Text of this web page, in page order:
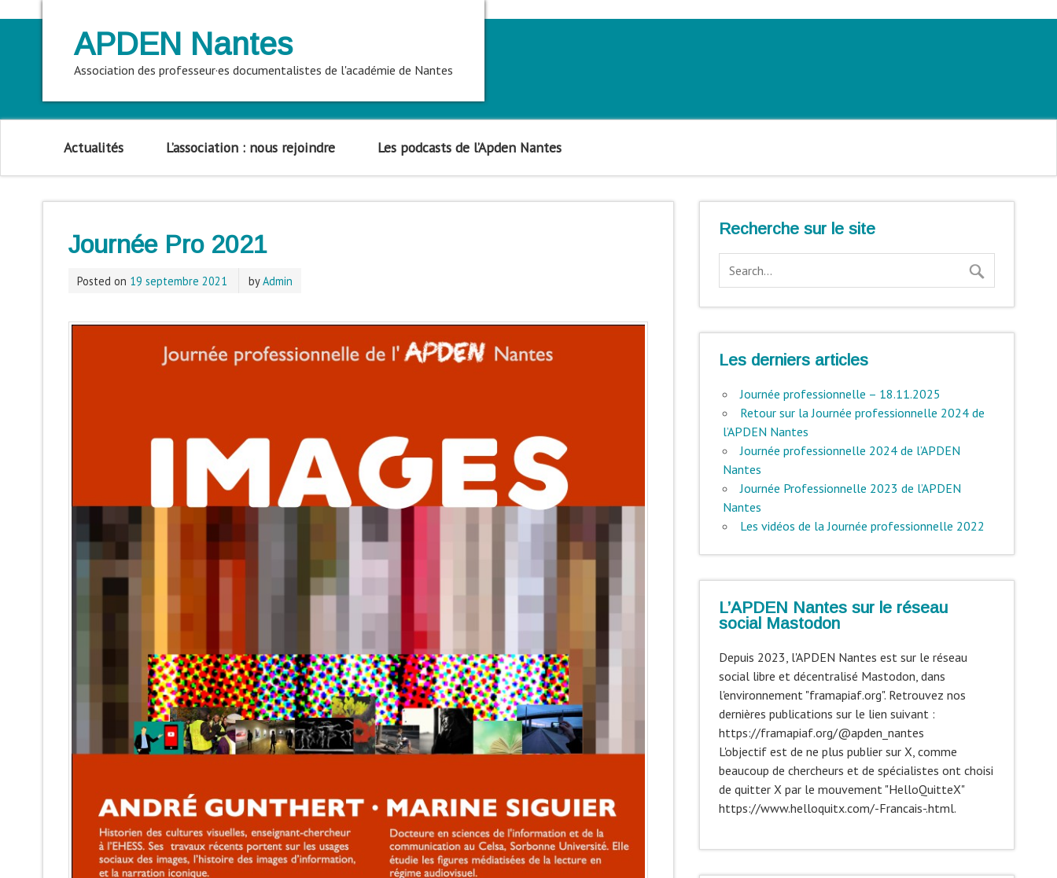
APDEN Nantes
Association des professeur·es documentalistes de l'académie de Nantes
Actualités L’association : nous rejoindre Les podcasts de l’Apden Nantes
Journée Pro 2021
Posted on 19 septembre 2021 byAdmin
Recherche sur le site
Les derniers articles
Journée professionnelle – 18.11.2025
Retour sur la Journée professionnelle 2024 de
l’APDEN Nantes
Journée professionnelle 2024 de l’APDEN
Nantes
Journée Professionnelle 2023 de l’APDEN
Nantes
Les vidéos de la Journée professionnelle 2022
L’APDEN Nantes sur le réseau
social Mastodon
Depuis 2023, l'APDEN Nantes est sur le réseau
social libre et décentralisé Mastodon, dans
l'environnement "framapiaf.org". Retrouvez nos
dernières publications sur le lien suivant :
https://framapiaf.org/@apden_nantes
L'objectif est de ne plus publier sur X, comme
beaucoup de chercheurs et de spécialistes ont choisi
de quitter X par le mouvement "HelloQuitteX"
https://www.helloquitx.com/-Francais-.html.